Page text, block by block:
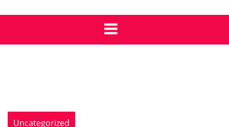
Uncategorized